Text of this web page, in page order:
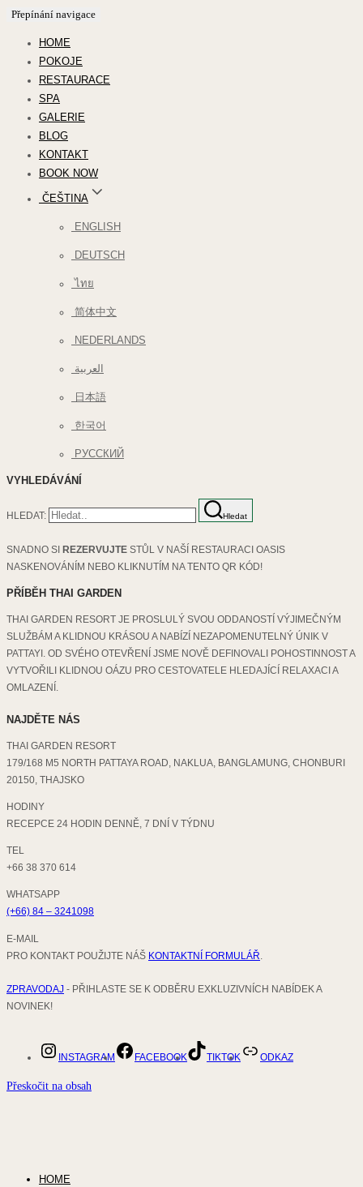
Přepínání navigace
HOME
POKOJE
RESTAURACE
SPA
GALERIE
BLOG
KONTAKT
BOOK NOW
ČEŠTINA
ENGLISH
DEUTSCH
ไทย
简体中文
NEDERLANDS
العربية
日本語
한국어
РУССКИЙ
VYHLEDÁVÁNÍ
HLEDAT: Hledat
SNADNO SI REZERVUJTE STŮL V NAŠÍ RESTAURACI OASIS
NASKENOVÁNÍM NEBO KLIKNUTÍM NA TENTO QR KÓD!
PŘÍBĚH THAI GARDEN
THAI GARDEN RESORT JE PROSLULÝ SVOU ODDANOSTÍ VÝJIMEČNÝM
SLUŽBÁM A KLIDNOU KRÁSOU A NABÍZÍ NEZAPOMENUTELNÝ ÚNIK V
PATTAYI. OD SVÉHO OTEVŘENÍ JSME NOVĚ DEFINOVALI POHOSTINNOST A
VYTVOŘILI KLIDNOU OÁZU PRO CESTOVATELE HLEDAJÍCÍ RELAXACI A
OMLAZENÍ.
NAJDĚTE NÁS
THAI GARDEN RESORT
179/168 M5 NORTH PATTAYA ROAD, NAKLUA, BANGLAMUNG, CHONBURI
20150, THAJSKO
HODINY
RECEPCE 24 HODIN DENNĚ, 7 DNÍ V TÝDNU
TEL
+66 38 370 614
WHATSAPP
(+66) 84 – 3241098
E-MAIL
PRO KONTAKT POUŽIJTE NÁŠ KONTAKTNÍ FORMULÁŘ
ZPRAVODAJ - PŘIHLASTE SE K ODBĚRU EXKLUZIVNÍCH NABÍDEK A
NOVINEK!
INSTAGRAM FACEBOOK TIKTOK ODKAZ
Přeskočit na obsah
HOME